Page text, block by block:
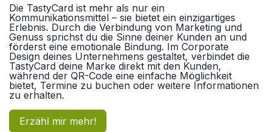
Die TastyCard ist mehr als nur ein
Kommunikationsmittel – sie bietet ein einzigartiges
Erlebnis. Durch die Verbindung von Marketing und
Genuss sprichst du die Sinne deiner Kunden an und
förderst eine emotionale Bindung. Im Corporate
Design deines Unternehmens gestaltet, verbindet die
TastyCard deine Marke direkt mit den Kunden,
während der QR-Code eine einfache Möglichkeit
bietet, Termine zu buchen oder weitere Informationen
zu erhalten.
Erzähl mir mehr!